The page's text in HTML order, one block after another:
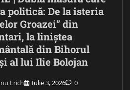
politică: De la isteria
Groazei” din
la liniștea
din Bihorul
al lui Ilie Bolojan
Erich Iulie 3, 2026 0